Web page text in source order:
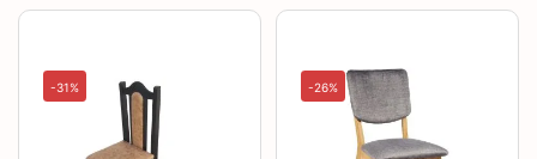
-31%
fost:
286,00 lei.
Prețul
-26%
fost:
529,99 lei.
Prețul